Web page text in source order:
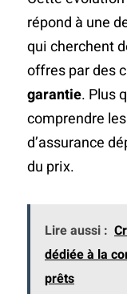
répond à une
qui cherchent
offres par des
garantie. Plus
comprendre
d’assurance
du prix.
Lire aussi :
dédiée à la
prêts